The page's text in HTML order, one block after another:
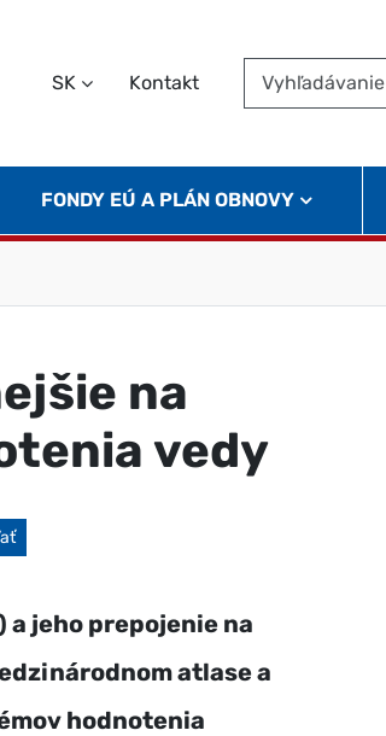
SK Kontakt
Vyhľadávanie
FONDY EÚ A PLÁN OBNOVY
na
vedy
a jeho prepojenie na
atlase a
hodnotenia